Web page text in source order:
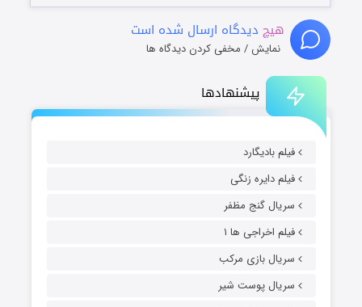
پیشنهادها
فیلم بادیگارد
فیلم دایره زنگی
سریال گنج مظفر
فیلم اخراجی ها ۱
سریال بازی مرکب
سریال پوست شیر
هیچ دیدگاه ارسال شده است
نمایش / مخفی کردن دیدگاه ها